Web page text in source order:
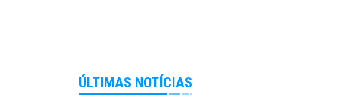
ÚLTIMAS NOTÍCIAS